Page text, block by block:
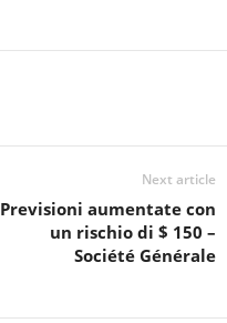
Next article
Previsioni aumentate con
un rischio di $ 150 –
Société Générale